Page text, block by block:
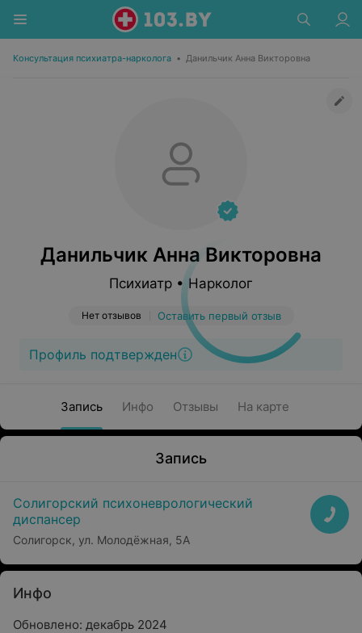
Консультация психиатра-нарколога • Данильчик Анна Викторовна
Данильчик Анна Викторовна
Психиатр • Нарколог
Нет отзывов Оставить первый отзыв
Профиль подтвержден
Запись Инфо Отзывы На карте
Запись
Солигорский психоневрологический
диспансер
Солигорск, ул. Молодёжная, 5А
Инфо
Обновлено: декабрь 2024